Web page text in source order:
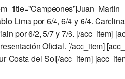
title=”Campeones”]Juan Martín
Limapor 6/4, 6/4 y 6/4.
por 6/2, 5/7 y 7/6. [/acc_item]
Oficial. [/acc_item]
Costa del Sol[/acc_item]